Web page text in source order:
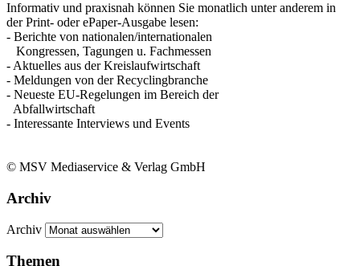
Informativ und praxisnah können Sie monatlich unter anderem in
der Print- oder ePaper-Ausgabe lesen:
- Berichte von nationalen/internationalen
Kongressen, Tagungen u. Fachmessen
- Aktuelles aus der Kreislaufwirtschaft
- Meldungen von der Recyclingbranche
- Neueste EU-Regelungen im Bereich der
Abfallwirtschaft
- Interessante Interviews und Events
© MSV Mediaservice & Verlag GmbH
Archiv
Archiv
Themen